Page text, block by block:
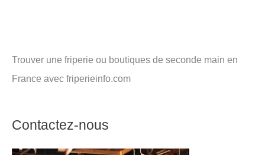
Trouver une friperie ou boutiques de seconde main en
France avec friperieinfo.com
Contactez-nous